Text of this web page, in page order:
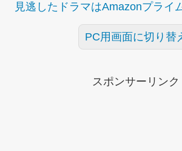
見逃したドラマはAmazonプライ
PC用画面に切り替
スポンサーリンク